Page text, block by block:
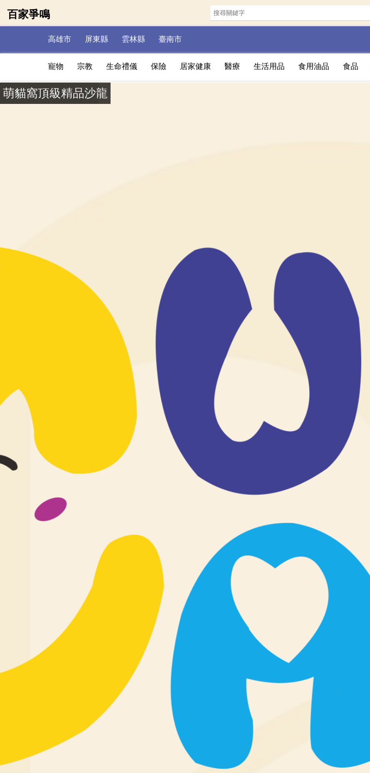
百家爭鳴
高雄市 屏東縣 雲林縣 臺南市
寵物 宗教 生命禮儀 保險 居家健康 醫療 生活用品 食用油品 食品
萌貓窩頂級精品沙龍